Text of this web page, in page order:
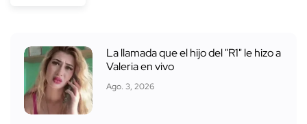
La llamada que el hijo del "R1" le hizo a
Valeria en vivo
Ago. 3, 2026